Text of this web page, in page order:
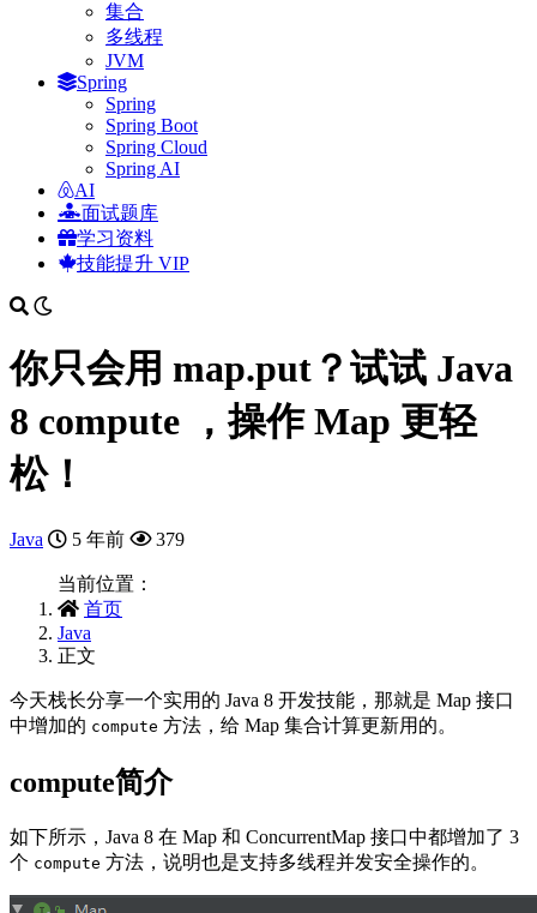
集合
多线程
JVM
Spring
Spring
Spring Boot
Spring Cloud
Spring AI
AI
面试题库
学习资料
技能提升 VIP
你只会用 map.put？试试 Java
8 compute ，操作 Map 更轻
松！
Java 5 年前 379
当前位置：
首页
Java
正文
今天栈长分享一个实用的 Java 8 开发技能，那就是 Map 接口
中增加的 compute 方法，给 Map 集合计算更新用的。
compute简介
如下所示，Java 8 在 Map 和 ConcurrentMap 接口中都增加了 3
个 compute 方法，说明也是支持多线程并发安全操作的。